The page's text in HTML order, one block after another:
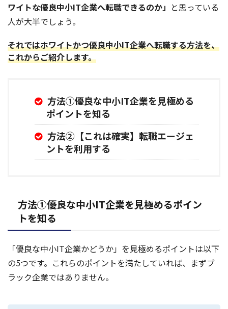
ワイトな優良中小IT企業へ転職できるのか」 と思っている
人が大半でしょう。
それではホワイトかつ優良中小IT企業へ転職する方法を、
これからご紹介します。
方法①優良な中小IT企業を見極める
ポイントを知る
方法②【これは確実】転職エージェ
ントを利用する
方法①優良な中小IT企業を見極めるポイン
トを知る
「優良な中小IT企業かどうか」を見極めるポイントは以下
の5つです。これらのポイントを満たしていれば、まずブ
ラック企業ではありません。